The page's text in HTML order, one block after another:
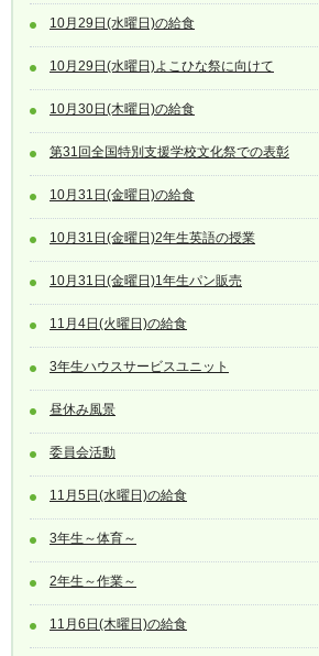
10月29日(水曜日)の給食
10月29日(水曜日)よこひな祭に向けて
10月30日(木曜日)の給食
第31回全国特別支援学校文化祭での表彰
10月31日(金曜日)の給食
10月31日(金曜日)2年生英語の授業
10月31日(金曜日)1年生パン販売
11月4日(火曜日)の給食
3年生ハウスサービスユニット
昼休み風景
委員会活動
11月5日(水曜日)の給食
3年生～体育～
2年生～作業～
11月6日(木曜日)の給食